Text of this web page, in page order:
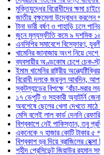
মুক্তিযুদ্ধের বিরোধীদের ক্ষমা চাইতে হবে:
জাতীয় বৃক্ষমেলা উদ্বোধন করলেন
টানা ভারী বর্ষণ ও পাহাড়ি ঢলে পানিবন্দি
জুনে মূল্যস্ফীতি কমে ৯ দশমিক ১৬ শতাংশ
এনসিপির সমাবেশে বিস্ফোরণ, যুবলীগের দুই
খামেনির জানাজায় অংশ নিয়ে দেশে ফিরলেন
ব্যবসায়ীর অণ্ডকোষ চেপে চেক-স্ট্যাম্পে
ইমাম খামেনির রাষ্ট্রীয় অন্ত্যেষ্টিক্রিয়ায়
বিরোধী দলকে জয়নুল আবদিন, আপনারা ৭১
স্কটল্যান্ডের বিপক্ষে ‘বাঁচা-মরার লড়াইয়ে’
১৭ ডেপুটি ও সহকারী অ্যাটর্নি জেনারেলের
অবশেষে ছেলের খেলা দেখতে মাঠে আসছেন
মেসি বলেই লাল কার্ড দেননি রেফারি! ফাউল
বিশ্বকাপে নেই পাকিস্তান, তবু প্রতিটি
একনেকে ৭ হাজার কোটি টাকার ৫
বিশ্বকাপ ড্র দিয়ে ব্রাজিলের হেক্সা মিশন শুরু
শহীদ প্রেসিডেন্ট জিয়াউর রহমান সমাধিতে